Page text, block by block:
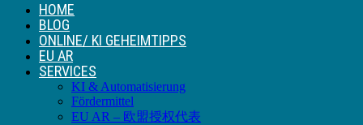
HOME
BLOG
ONLINE/ KI GEHEIMTIPPS
EU AR
SERVICES
KI & Automatisierung
Fördermittel
EU AR – 欧盟授权代表